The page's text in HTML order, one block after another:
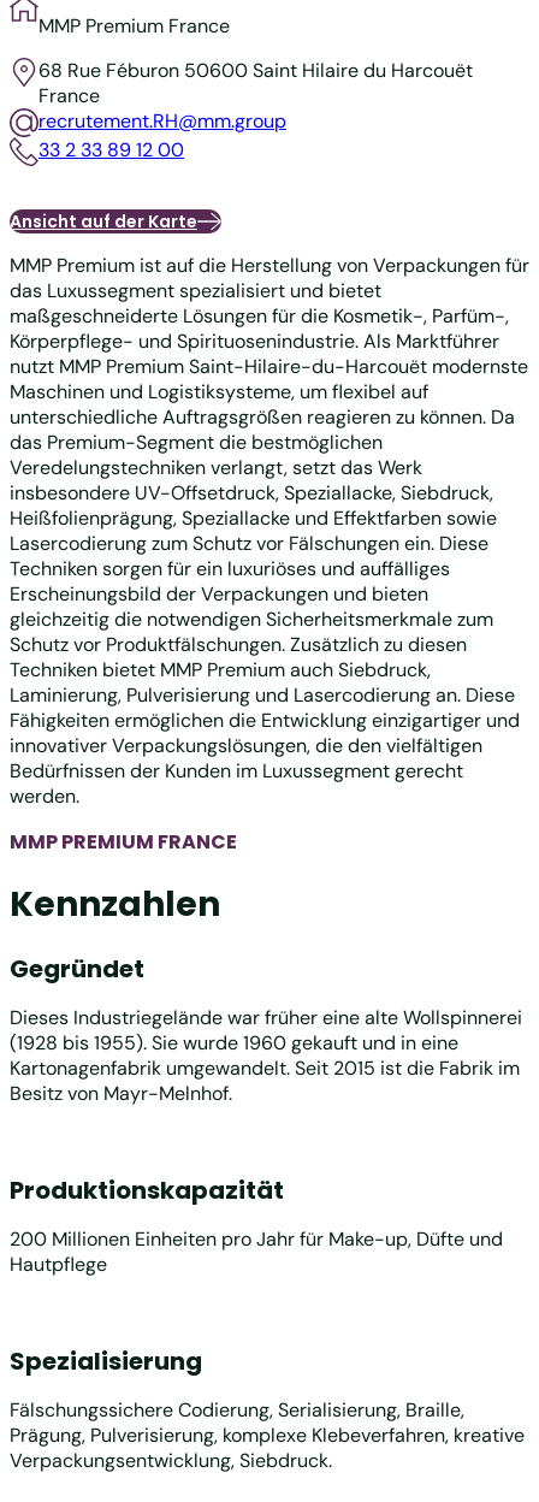
MMP Premium France
68 Rue Féburon 50600 Saint Hilaire du Harcouët
France
recrutement.RH@mm.group
33 2 33 89 12 00
Ansicht auf der Karte
MMP Premium ist auf die Herstellung von Verpackungen für
das Luxussegment spezialisiert und bietet
maßgeschneiderte Lösungen für die Kosmetik-, Parfüm-,
Körperpflege- und Spirituosenindustrie. Als Marktführer
nutzt MMP Premium Saint-Hilaire-du-Harcouët modernste
Maschinen und Logistiksysteme, um flexibel auf
unterschiedliche Auftragsgrößen reagieren zu können. Da
das Premium-Segment die bestmöglichen
Veredelungstechniken verlangt, setzt das Werk
insbesondere UV-Offsetdruck, Speziallacke, Siebdruck,
Heißfolienprägung, Speziallacke und Effektfarben sowie
Lasercodierung zum Schutz vor Fälschungen ein. Diese
Techniken sorgen für ein luxuriöses und auffälliges
Erscheinungsbild der Verpackungen und bieten
gleichzeitig die notwendigen Sicherheitsmerkmale zum
Schutz vor Produktfälschungen. Zusätzlich zu diesen
Techniken bietet MMP Premium auch Siebdruck,
Laminierung, Pulverisierung und Lasercodierung an. Diese
Fähigkeiten ermöglichen die Entwicklung einzigartiger und
innovativer Verpackungslösungen, die den vielfältigen
Bedürfnissen der Kunden im Luxussegment gerecht
werden.
MMP PREMIUM FRANCE
Kennzahlen
Gegründet
Dieses Industriegelände war früher eine alte Wollspinnerei
(1928 bis 1955). Sie wurde 1960 gekauft und in eine
Kartonagenfabrik umgewandelt. Seit 2015 ist die Fabrik im
Besitz von Mayr-Melnhof.
Produktionskapazität
200 Millionen Einheiten pro Jahr für Make-up, Düfte und
Hautpflege
Spezialisierung
Fälschungssichere Codierung, Serialisierung, Braille,
Prägung, Pulverisierung, komplexe Klebeverfahren, kreative
Verpackungsentwicklung, Siebdruck.